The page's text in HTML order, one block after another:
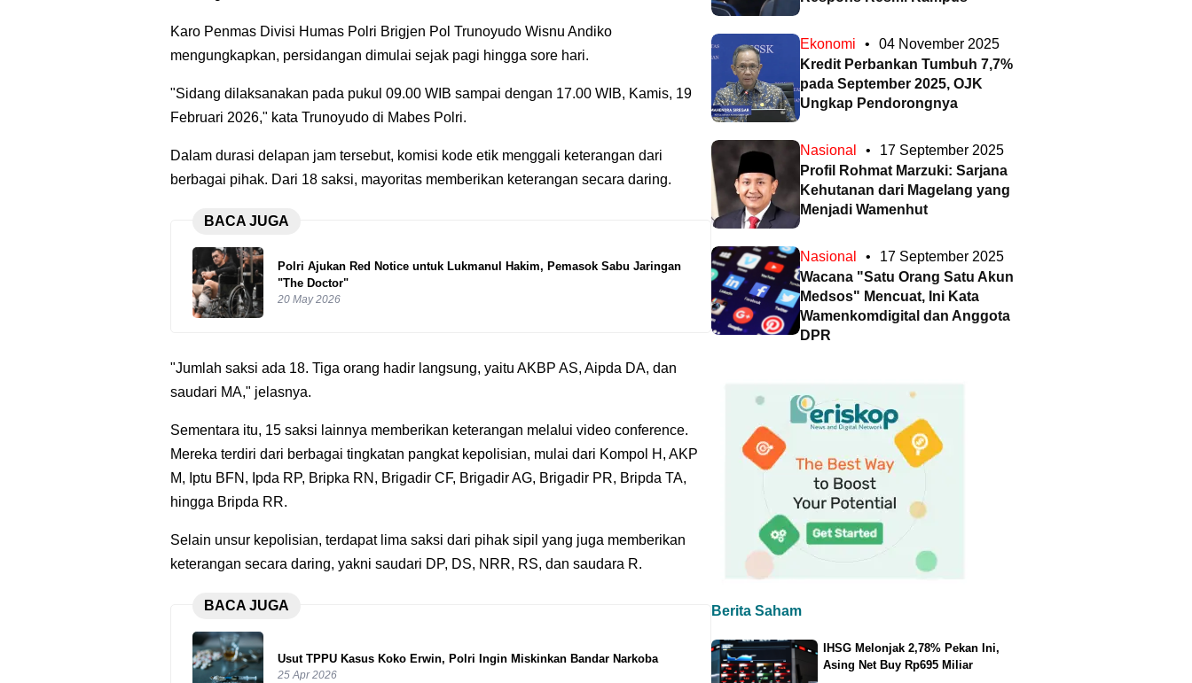
Karo Penmas Divisi Humas Polri Brigjen Pol Trunoyudo Wisnu Andiko
mengungkapkan, persidangan dimulai sejak pagi hingga sore hari.
"Sidang dilaksanakan pada pukul 09.00 WIB sampai dengan 17.00 WIB, Kamis, 19
Februari 2026," kata Trunoyudo di Mabes Polri.
Dalam durasi delapan jam tersebut, komisi kode etik menggali keterangan dari
berbagai pihak. Dari 18 saksi, mayoritas memberikan keterangan secara daring.
BACA JUGA
Polri Ajukan Red Notice untuk Lukmanul Hakim, Pemasok Sabu Jaringan
"The Doctor"
20 May 2026
"Jumlah saksi ada 18. Tiga orang hadir langsung, yaitu AKBP AS, Aipda DA, dan
saudari MA," jelasnya.
Sementara itu, 15 saksi lainnya memberikan keterangan melalui video conference.
Mereka terdiri dari berbagai tingkatan pangkat kepolisian, mulai dari Kompol H, AKP
M, Iptu BFN, Ipda RP, Bripka RN, Brigadir CF, Brigadir AG, Brigadir PR, Bripda TA,
hingga Bripda RR.
Selain unsur kepolisian, terdapat lima saksi dari pihak sipil yang juga memberikan
keterangan secara daring, yakni saudari DP, DS, NRR, RS, dan saudara R.
BACA JUGA
Usut TPPU Kasus Koko Erwin, Polri Ingin Miskinkan Bandar Narkoba
25 Apr 2026
Ekonomi •
04 November 2025
Kredit Perbankan Tumbuh 7,7%
pada September 2025, OJK
Ungkap Pendorongnya
Nasional •
17 September 2025
Profil Rohmat Marzuki: Sarjana
Kehutanan dari Magelang yang
Menjadi Wamenhut
Nasional •
17 September 2025
Wacana "Satu Orang Satu Akun
Medsos" Mencuat, Ini Kata
Wamenkomdigital dan Anggota
DPR
Berita Saham
IHSG Melonjak 2,78% Pekan Ini,
Asing Net Buy Rp695 Miliar